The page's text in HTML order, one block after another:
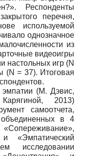
Респонденты
перечня,
используемой
однозначное
из
видеоигры
настольных игр (N
(N = 37). Итоговая
эмпатии (М. Дэвис,
2013)
самоотчета,
в 4
«Эмпатический
исследовании